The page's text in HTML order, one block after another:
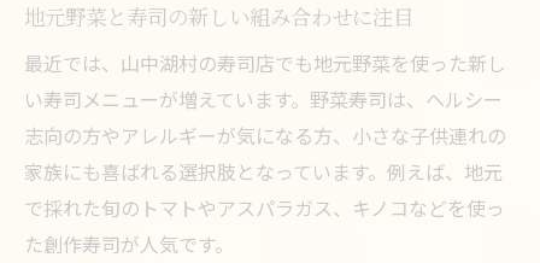
地元野菜と寿司の新しい組み合わせに注目
最近では、山中湖村の寿司店でも地元野菜を使った新し
い寿司メニューが増えています。野菜寿司は、ヘルシー
志向の方やアレルギーが気になる方、小さな子供連れの
家族にも喜ばれる選択肢となっています。例えば、地元
で採れた旬のトマトやアスパラガス、キノコなどを使っ
た創作寿司が人気です。